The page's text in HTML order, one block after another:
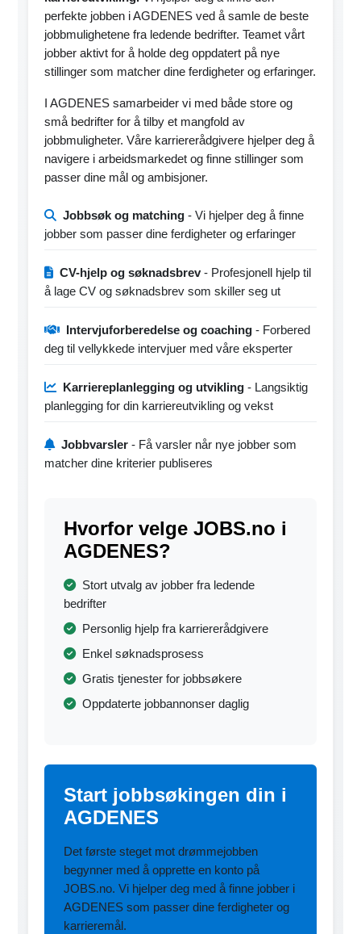
perfekte jobben i AGDENES ved å samle de beste
jobbmulighetene fra ledende bedrifter. Teamet vårt
jobber aktivt for å holde deg oppdatert på nye
stillinger som matcher dine ferdigheter og erfaringer.
I AGDENES samarbeider vi med både store og
små bedrifter for å tilby et mangfold av
jobbmuligheter. Våre karriererådgivere hjelper deg å
navigere i arbeidsmarkedet og finne stillinger som
passer dine mål og ambisjoner.
Jobbsøk og matching - Vi hjelper deg å finne
jobber som passer dine ferdigheter og erfaringer
CV-hjelp og søknadsbrev- Profesjonell hjelp til
å lage CV og søknadsbrev som skiller seg ut
Intervjuforberedelse og coaching - Forbered
deg til vellykkede intervjuer med våre eksperter
Karriereplanlegging og utvikling - Langsiktig
planlegging for din karriereutvikling og vekst
Jobbvarsler - Få varsler når nye jobber som
matcher dine kriterier publiseres
Hvorfor velge JOBS.no i
AGDENES?
Stort utvalg av jobber fra ledende
bedrifter
Personlig hjelp fra karriererådgivere
Enkel søknadsprosess
Gratis tjenester for jobbsøkere
Oppdaterte jobbannonser daglig
Start jobbsøkingen din i
AGDENES
Det første steget mot drømmejobben
begynner med å opprette en konto på
JOBS.no. Vi hjelper deg med å finne jobber i
AGDENES som passer dine ferdigheter og
karrieremål.